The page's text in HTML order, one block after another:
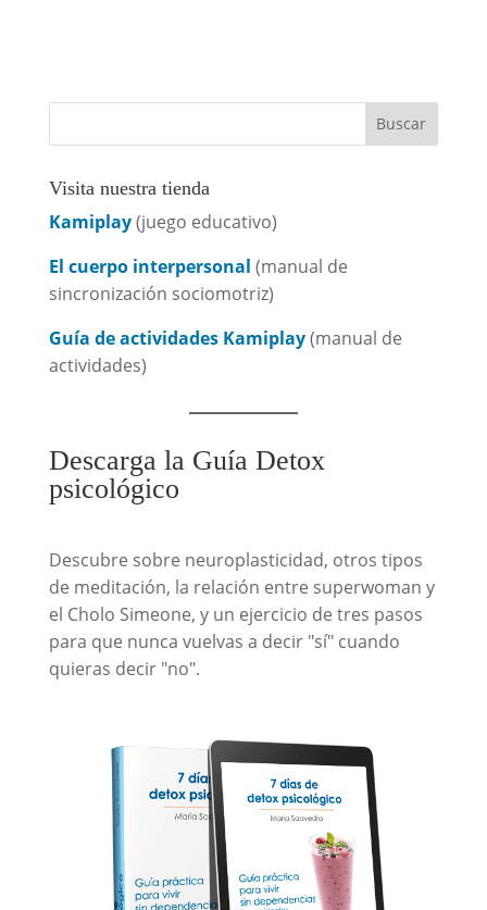
Visita nuestra tienda
Kamiplay(juego educativo)
El cuerpo interpersonal (manual de
sincronización sociomotriz)
Guía de actividades Kamiplay(manual de
actividades)
Descarga la Guía Detox
psicológico
Descubre sobre neuroplasticidad, otros tipos
de meditación, la relación entre superwoman y
el Cholo Simeone, y un ejercicio de tres pasos
para que nunca vuelvas a decir "sí" cuando
quieras decir "no".